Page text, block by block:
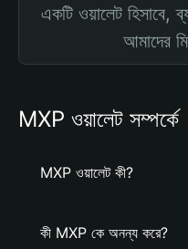
একটি ওয়ালেট হিসাবে,
আমাদের
MXP ওয়ালেট সম্পর্কে
MXP ওয়ালেট কী?
কী MXP কে অনন্য করে?